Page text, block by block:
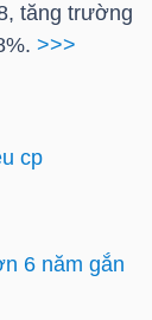
tăng trường
>>>
cp
6 năm gắn
quỹ